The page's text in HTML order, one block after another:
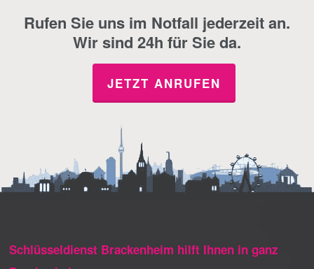
Rufen Sie uns im Notfall jederzeit an.
Wir sind 24h für Sie da.
JETZT ANRUFEN
Schlüsseldienst Brackenheim hilft Ihnen in ganz